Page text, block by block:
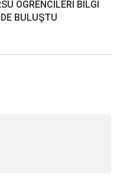
ÖĞRENCİLERİ BİLGİ
BULUŞTU